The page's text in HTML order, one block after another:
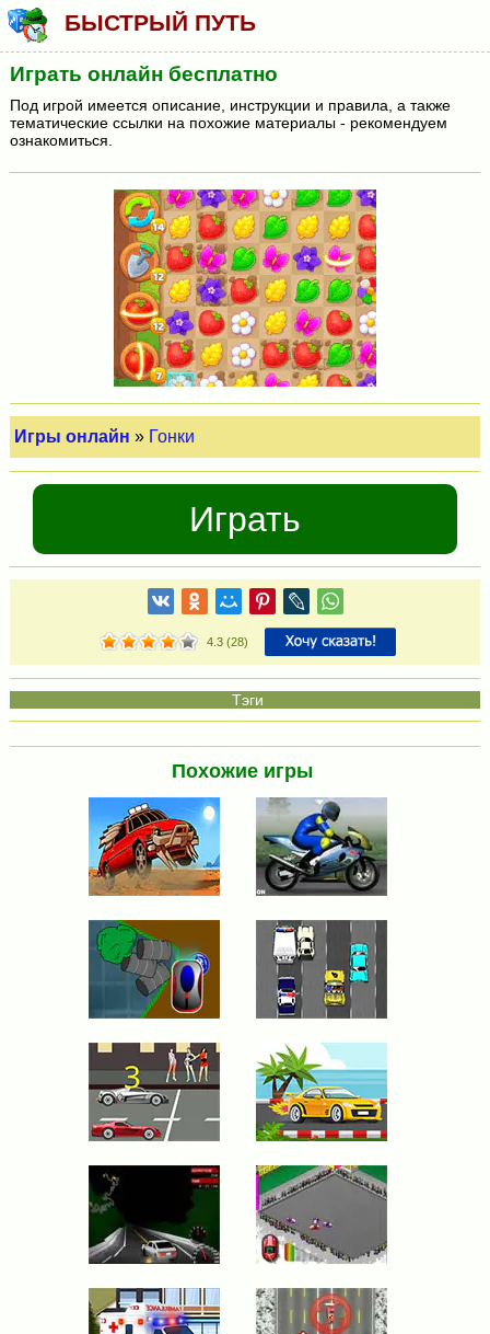
БЫСТРЫЙ ПУТЬ
Играть онлайн бесплатно
Под игрой имеется описание, инструкции и правила, а также
тематические ссылки на похожие материалы - рекомендуем
ознакомиться.
Игры онлайн » Гонки
Играть
4.3(28)
Похожие игры